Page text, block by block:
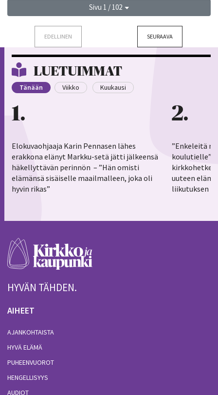
Sivu 1 / 102
EDELLINEN SEURAAVA
LUETUIMMAT
Tänään Viikko Kuukausi
1
Elokuvaohjaaja Karin Pennasen lähes
erakkona elänyt Markku-setä jätti jälkeensä
häkellyttävän perinnön – ”Hän omisti
elämänsä sisäiselle maailmalleen, joka oli
hyvin rikas”
2
”Enkeleitä
koulutielle”–
uuteen
liikutuksen
HYVÄN TÄHDEN.
AIHEET
AJANKOHTAISTA
HYVÄ ELÄMÄ
PUHEENVUOROT
HENGELLISYYS
AUDIOT